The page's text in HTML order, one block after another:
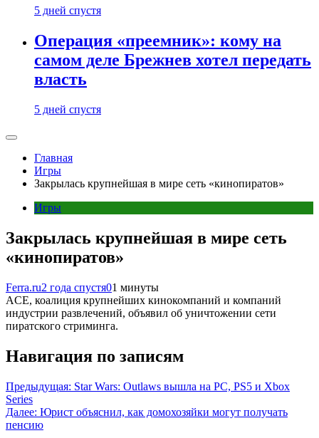
5 дней спустя
Операция «преемник»: кому на
самом деле Брежнев хотел передать
власть
5 дней спустя
Главная
Игры
Закрылась крупнейшая в мире сеть «кинопиратов»
Игры
Закрылась крупнейшая в мире сеть
«кинопиратов»
Ferra.ru2 года спустя01 минуты
ACE, коалиция крупнейших кинокомпаний и компаний
индустрии развлечений, объявил об уничтожении сети
пиратского стриминга.
Навигация по записям
Предыдущая: Star Wars: Outlaws вышла на PC, PS5 и Xbox
Series
Далее: Юрист объяснил, как домохозяйки могут получать
пенсию